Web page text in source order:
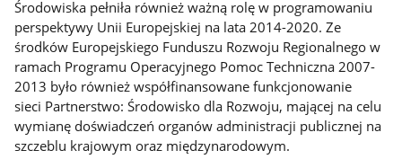
Środowiska pełniła również ważną rolę w programowaniu
perspektywy Unii Europejskiej na lata 2014-2020. Ze
środków Europejskiego Funduszu Rozwoju Regionalnego w
ramach Programu Operacyjnego Pomoc Techniczna 2007-
2013 było również współfinansowane funkcjonowanie
sieci Partnerstwo: Środowisko dla Rozwoju, mającej na celu
wymianę doświadczeń organów administracji publicznej na
szczeblu krajowym oraz międzynarodowym.